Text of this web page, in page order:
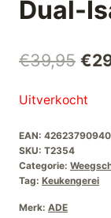
Dual-
€39,95 €
Uitverkocht
EAN:
SKU: T2354
Categorie:
Tag: Keukengerei
Merk: ADE